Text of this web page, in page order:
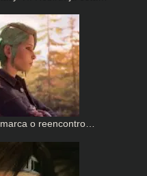
o reencontro…